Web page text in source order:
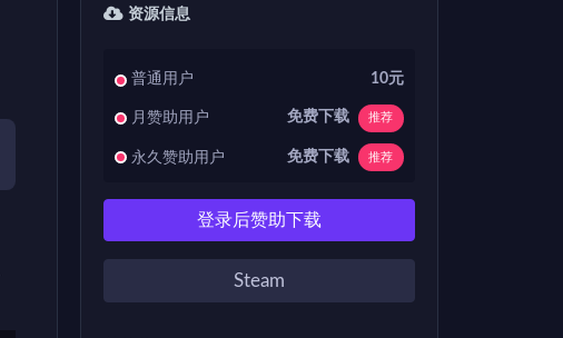
资源信息
普通用户 10元
月赞助用户 免费下载 推荐
永久赞助用户 免费下载 推荐
登录后赞助下载
Steam